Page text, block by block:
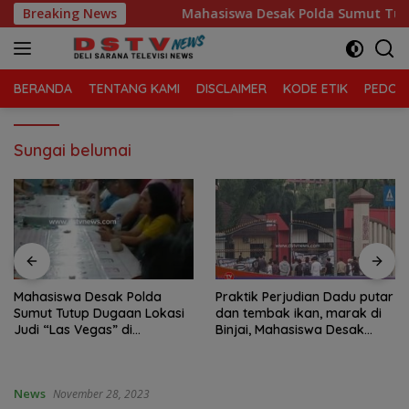
Langsung
ke
konten
Breaking News
Kelola Sampah Mahasiswa Desak Polda Sumut
BERANDA TENTANG KAMI DISCLAIMER KODE ETIK
Sungai belumai
Mahasiswa Desak Polda
Sumut Tutup Dugaan Lokasi
Judi “Las Vegas” di
Praktik Perjudian Dadu putar
dan tembak ikan, marak di
Binjai, Mahasiswa Desak
News November 28, 2023